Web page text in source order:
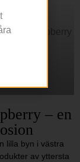
– en
lilla byn i västra
av yttersta